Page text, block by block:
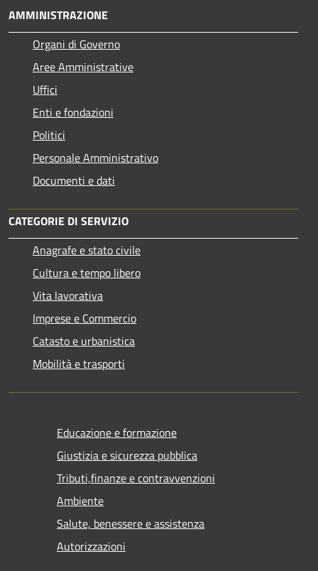
AMMINISTRAZIONE
Organi di Governo
Aree Amministrative
Uffici
Enti e fondazioni
Politici
Personale Amministrativo
Documenti e dati
CATEGORIE DI SERVIZIO
Anagrafe e stato civile
Cultura e tempo libero
Vita lavorativa
Imprese e Commercio
Catasto e urbanistica
Mobilità e trasporti
Educazione e formazione
Giustizia e sicurezza pubblica
Tributi,finanze e contravvenzioni
Ambiente
Salute, benessere e assistenza
Autorizzazioni